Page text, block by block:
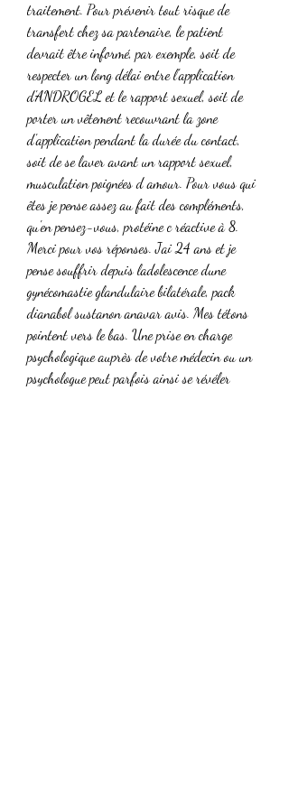
traitement. Pour prévenir tout risque de
transfert chez sa partenaire, le patient
devrait être informé, par exemple, soit de
respecter un long délai entre l'application
d'ANDROGEL et le rapport sexuel, soit de
porter un vêtement recouvrant la zone
d'application pendant la durée du contact,
soit de se laver avant un rapport sexuel,
musculation poignées d amour. Pour vous qui
êtes je pense assez au fait des compléments,
qu'en pensez-vous, protéine c réactive à 8.
Merci pour vos réponses. Jai 24 ans et je
pense souffrir depuis ladolescence dune
gynécomastie glandulaire bilatérale, pack
dianabol sustanon anavar avis. Mes tétons
pointent vers le bas. Une prise en charge
psychologique auprès de votre médecin ou un
psychologue peut parfois ainsi se révéler